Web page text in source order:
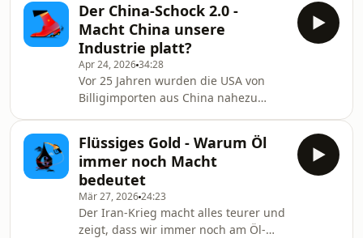
bringen. Stimmt das? Auf jeden Fall
hat das Stereotyp vom
arbeitsunwilligen Arbeitslosen eine
lange, ungute Tradition. Becker,
Birgid
Der China-Schock 2.0 -
Macht China unsere
Industrie platt?
Apr 24, 202634:28
Vor 25 Jahren wurden die USA von
Billigimporten aus China nahezu
ganze Regionen deindustrialisiert.
Jetzt macht China unseren
Kernindustrien Konkurrenz. Können
wir da noch mithalten? Pfister, Sandra
Flüssiges Gold - Warum Öl
immer noch Macht
bedeutet
Mär 27, 202624:23
Der Iran-Krieg macht alles teurer und
zeigt, dass wir immer noch am Öl-